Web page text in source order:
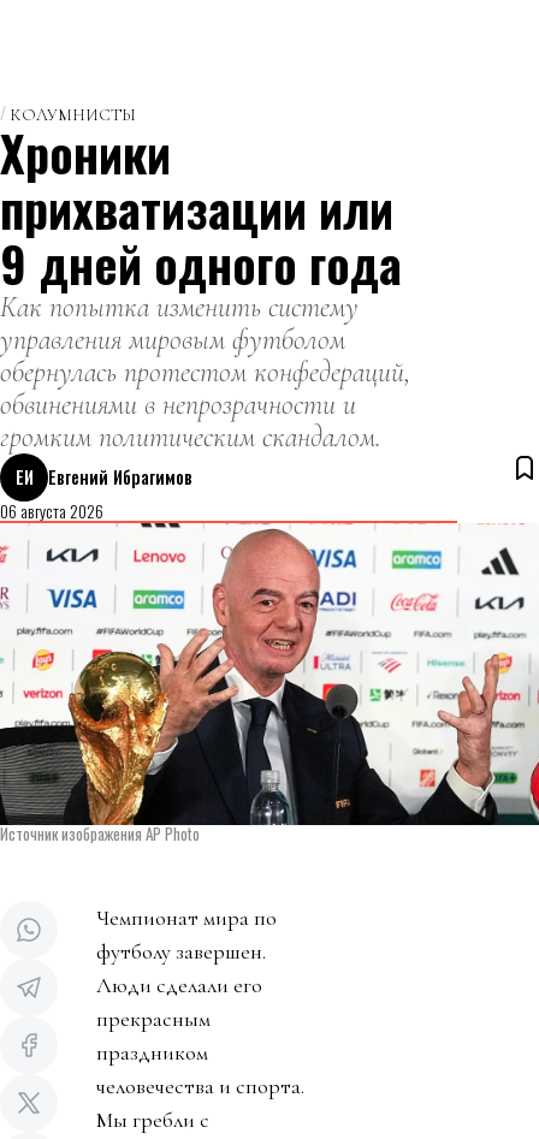
КОЛУМНИСТЫ
Хроники
прихватизации или
9 дней одного года
Как попытка изменить систему
управления мировым футболом
обернулась протестом конфедераций,
обвинениями в непрозрачности и
громким политическим скандалом.
ЕИ
Евгений Ибрагимов
06 августа 2026
Источник изображения AP Photo
Чемпионат мира по
футболу завершен.
Люди сделали его
прекрасным
праздником
человечества и спорта.
Мы гребли с